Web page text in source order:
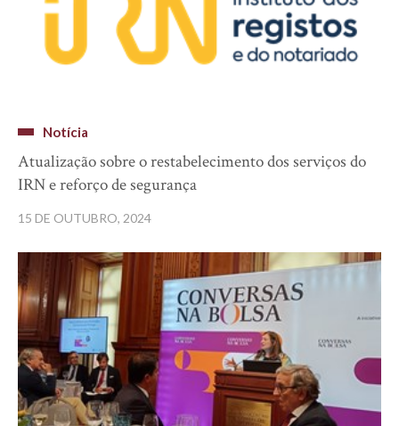
Notícia
Atualização sobre o restabelecimento dos serviços do
IRN e reforço de segurança
15 DE OUTUBRO, 2024